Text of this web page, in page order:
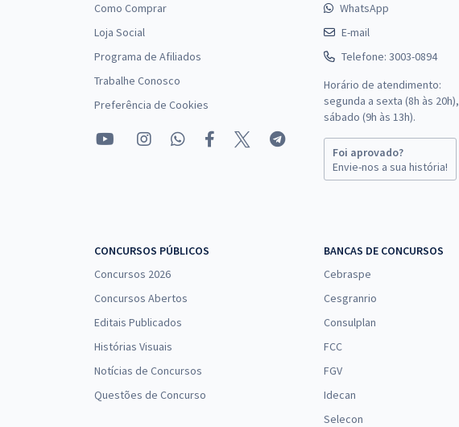
Como Comprar
Loja Social
Programa de Afiliados
Trabalhe Conosco
Preferência de Cookies
WhatsApp
E-mail
Telefone: 3003-0894
Horário de atendimento:
segunda a sexta (8h às 20h),
sábado (9h às 13h).
Foi aprovado?
Envie-nos a sua história!
CONCURSOS PÚBLICOS
Concursos 2026
Concursos Abertos
Editais Publicados
Histórias Visuais
Notícias de Concursos
Questões de Concurso
BANCAS DE CONCURSOS
Cebraspe
Cesgranrio
Consulplan
FCC
FGV
Idecan
Selecon